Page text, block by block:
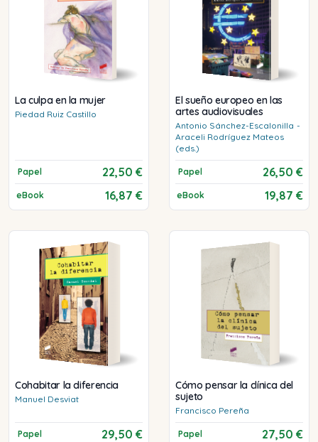
La culpa en la mujer
Piedad Ruiz Castillo
Papel 22,50 €
eBook 16,87 €
El sueño europeo en las
artes audiovisuales
Antonio Sánchez-Escalonilla -
Araceli Rodríguez Mateos
(eds.)
Papel 26,50 €
eBook 19,87 €
Cohabitar la diferencia
Manuel Desviat
Papel 29,50 €
Cómo pensar la clínica del
sujeto
Francisco Pereña
Papel 27,50 €